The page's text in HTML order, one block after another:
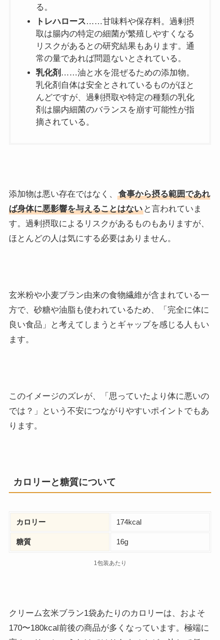
る。
トレハロース……甘味料や保存料。過剰摂
取は腸内の特定の細菌が繁殖しやすくなる
リスクがあるとの研究結果もあります。通
常の量であれば問題ないとされている。
乳化剤 ……油と水を混ぜるための添加物。
乳化剤自体は安全とされているものがほと
んどですが、過剰摂取や特定の種類の乳化
剤は腸内細菌のバランスを崩す可能性が指
摘されている。
添加物は悪い存在ではなく、
食事から摂る範囲であれ
ば身体に悪影響を与えることはないと言われていま
す。過剰摂取によるリスクがあるものもありますが、
ほとんどの人は気にする必要はありません。
玄米粉や小麦ブラン由来の食物繊維が含まれている一
方で、砂糖や油脂も使われているため、「完全に体に
良い食品」と考えてしまうとギャップを感じる人もい
ます。
このイメージのズレが、「思っていたより体に悪いの
では？」という不安につながりやすいポイントでもあ
ります。
カロリーと糖質について
カロリー 174kcal
糖質 16g
1包装あたり
クリーム玄米ブラン1袋あたりのカロリーは、およそ
170〜180kcal前後の商品が多くなっています。極端に